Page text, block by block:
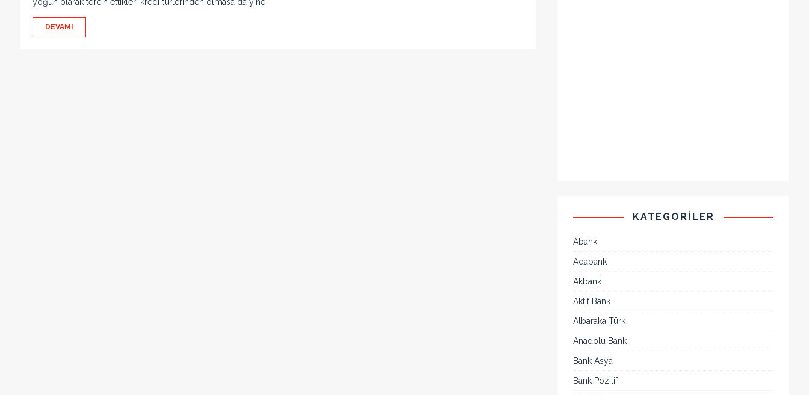
DEVAMI
KATEGORILER
Abank
Adabank
Akbank
Aktif Bank
Albaraka Türk
Anadolu Bank
Bank Asya
Bank Pozitif